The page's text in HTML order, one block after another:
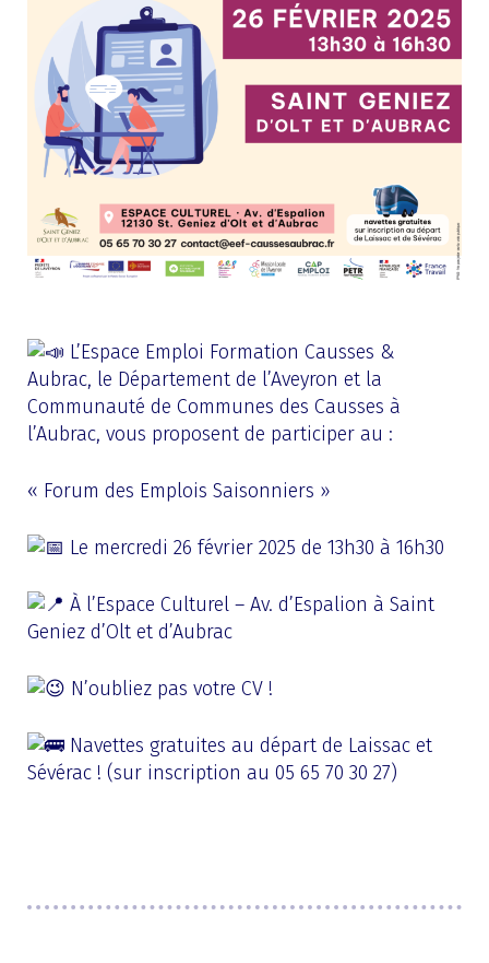
L’Espace Emploi Formation Causses &
Aubrac, le Département de l’Aveyron et la
Communauté de Communes des Causses à
l’Aubrac, vous proposent de participer au :
« Forum des Emplois Saisonniers »
Le mercredi 26 février 2025 de 13h30 à 16h30
À l’Espace Culturel – Av. d’Espalion à Saint
Geniez d’Olt et d’Aubrac
N’oubliez pas votre CV !
Navettes gratuites au départ de Laissac et
Sévérac ! (sur inscription au 05 65 70 30 27)